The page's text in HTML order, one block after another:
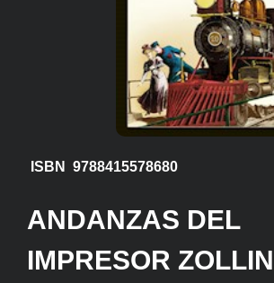
ISBN 9788415578680
ANDANZAS DEL
IMPRESOR